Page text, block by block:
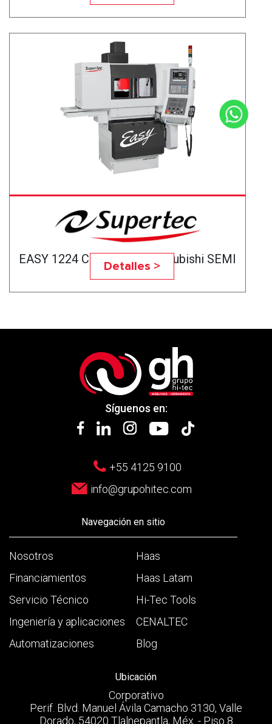
EASY 1224 CNC 2 AXIS Mitsubishi SEMI
Detalles >
Síguenos en:
+55 4125 9100
info@grupohitec.com
Navegación en sitio
Nosotros
Financiamientos
Servicio Técnico
Ingeniería y aplicaciones
Automatizaciones
Haas
Haas Latam
Hi-Tec Tools
CENALTEC
Blog
Ubicación
Corporativo
Perif. Blvd. Manuel Ávila Camacho 3130, Valle
Dorado, 54020 Tlalnepantla, Méx. - Piso 8